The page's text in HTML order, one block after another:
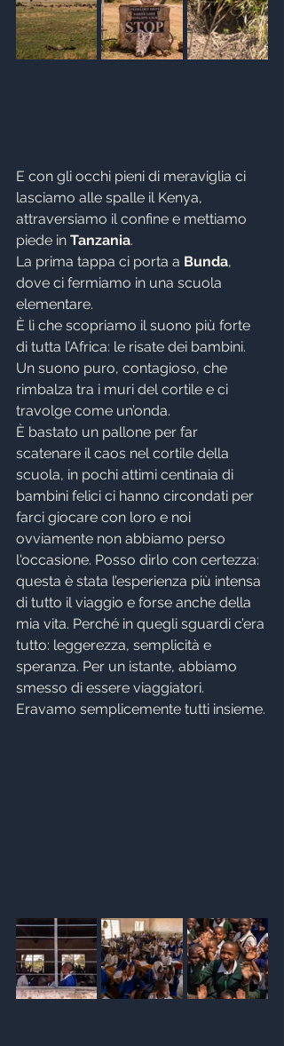
E con gli occhi pieni di meraviglia ci
lasciamo alle spalle il Kenya,
attraversiamo il confine e mettiamo
piede in Tanzania.
La prima tappa ci porta a Bunda,
dove ci fermiamo in una scuola
elementare.
È lì che scopriamo il suono più forte
di tutta l’Africa: le risate dei bambini.
Un suono puro, contagioso, che
rimbalza tra i muri del cortile e ci
travolge come un’onda.
È bastato un pallone per far
scatenare il caos nel cortile della
scuola, in pochi attimi centinaia di
bambini felici ci hanno circondati per
farci giocare con loro e noi
ovviamente non abbiamo perso
l'occasione. Posso dirlo con certezza:
questa è stata l’esperienza più intensa
di tutto il viaggio e forse anche della
mia vita. Perché in quegli sguardi c’era
tutto: leggerezza, semplicità e
speranza. Per un istante, abbiamo
smesso di essere viaggiatori.
Eravamo semplicemente tutti insieme.